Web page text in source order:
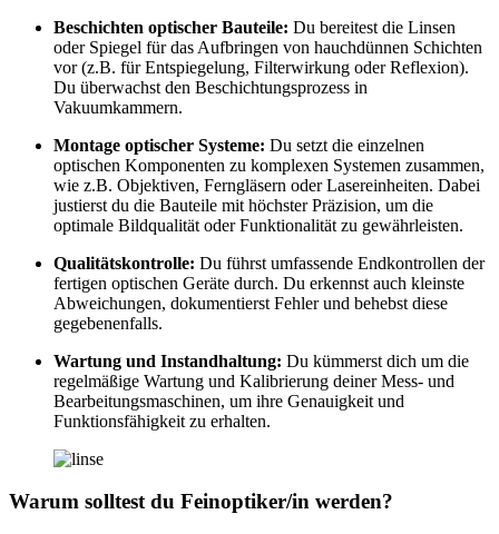
Beschichten optischer Bauteile: Du bereitest die Linsen
oder Spiegel für das Aufbringen von hauchdünnen Schichten
vor (z.B. für Entspiegelung, Filterwirkung oder Reflexion).
Du überwachst den Beschichtungsprozess in
Vakuumkammern.
Montage optischer Systeme: Du setzt die einzelnen
optischen Komponenten zu komplexen Systemen zusammen,
wie z.B. Objektiven, Ferngläsern oder Lasereinheiten. Dabei
justierst du die Bauteile mit höchster Präzision, um die
optimale Bildqualität oder Funktionalität zu gewährleisten.
Qualitätskontrolle: Du führst umfassende Endkontrollen der
fertigen optischen Geräte durch. Du erkennst auch kleinste
Abweichungen, dokumentierst Fehler und behebst diese
gegebenenfalls.
Wartung und Instandhaltung: Du kümmerst dich um die
regelmäßige Wartung und Kalibrierung deiner Mess- und
Bearbeitungsmaschinen, um ihre Genauigkeit und
Funktionsfähigkeit zu erhalten.
Warum solltest du Feinoptiker/in werden?